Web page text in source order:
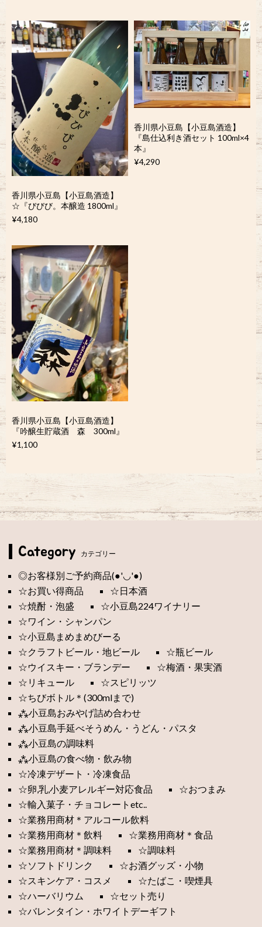
香川県小豆島【小豆島酒造】
☆『びびび。本醸造 1800ml』
¥4,180
香川県小豆島【小豆島酒造】
『島仕込利き酒セット 100ml×4
本』
¥4,290
香川県小豆島【小豆島酒造】
『吟醸生貯蔵酒 森 300ml』
¥1,100
Category カテゴリー
◎お客様別ご予約商品(●'◡'●)
☆お買い得商品
☆日本酒
☆焼酎・泡盛
☆小豆島224ワイナリー
☆ワイン・シャンパン
☆小豆島まめまめびーる
☆クラフトビール・地ビール
☆瓶ビール
☆ウイスキー・ブランデー
☆梅酒・果実酒
☆リキュール
☆スピリッツ
☆ちびボトル＊(300mlまで)
⁂小豆島おみやげ詰め合わせ
⁂小豆島手延べそうめん・うどん・パスタ
⁂小豆島の調味料
⁂小豆島の食べ物・飲み物
☆冷凍デザート・冷凍食品
☆卵,乳,小麦アレルギー対応食品
☆おつまみ
☆輸入菓子・チョコレートetc..
☆業務用商材＊アルコール飲料
☆業務用商材＊飲料
☆業務用商材＊食品
☆業務用商材＊調味料
☆調味料
☆ソフトドリンク
☆お酒グッズ・小物
☆スキンケア・コスメ
☆たばこ・喫煙具
☆ハーバリウム
☆セット売り
☆バレンタイン・ホワイトデーギフト